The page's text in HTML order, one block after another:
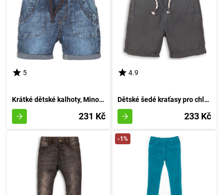
5
Krátké dětské kalhoty, Minoti, Springs 10, modré - velikost 68/80 | 6-12 měsíců
231 Kč
4.9
Dětské šedé kraťasy pro chlapce od značky Minoti, velikost 80/86 | 12-18 měsíců
233 Kč
-1%